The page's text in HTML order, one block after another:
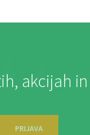
akcijah
PRIJAVA